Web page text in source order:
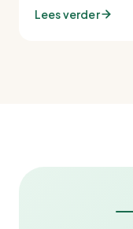
Lees verder